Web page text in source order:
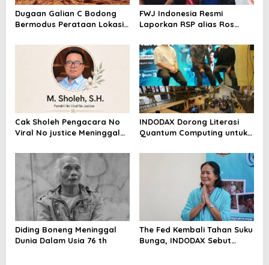
Dugaan Galian C Bodong
Bermodus Perataan Lokasi
Riau Akan Tinjauan Lokasi
FWJ Indonesia Resmi
Laporkan RSP alias Ros
Cak Sholeh Pengacara No
Viral No justice Meninggal
INDODAX Dorong Literasi
Quantum Computing untuk
Blockchain
Diding Boneng Meninggal
Dunia Dalam Usia 76 th
The Fed Kembali Tahan Suku
Bunga, INDODAX Sebut